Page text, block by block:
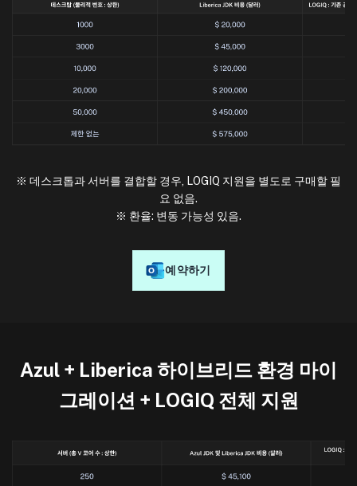
※ 데스크톱과 서버를 결합할 경우, LOGIQ 지원을 별도로 구매할 필
요 없음.
※ 환율: 변동 가능성 있음.
예약하기
Azul + Liberica 하이브리드 환경 마이
그레이션 + LOGIQ 전체 지원